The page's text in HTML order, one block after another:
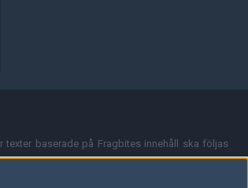
baserade på Fragbites innehåll ska följas
nödvändigtvis med Fragbites åsikter.